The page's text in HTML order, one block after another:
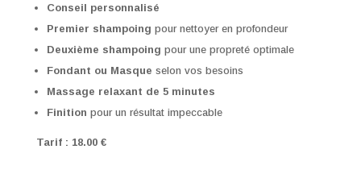
Conseil personnalisé
Premier shampoing pour nettoyer en profondeur
Deuxième shampoing pour une propreté optimale
Fondant ou Masque selon vos besoins
Massage relaxant de 5 minutes
Finition pour un résultat impeccable
Tarif : 18.00 €